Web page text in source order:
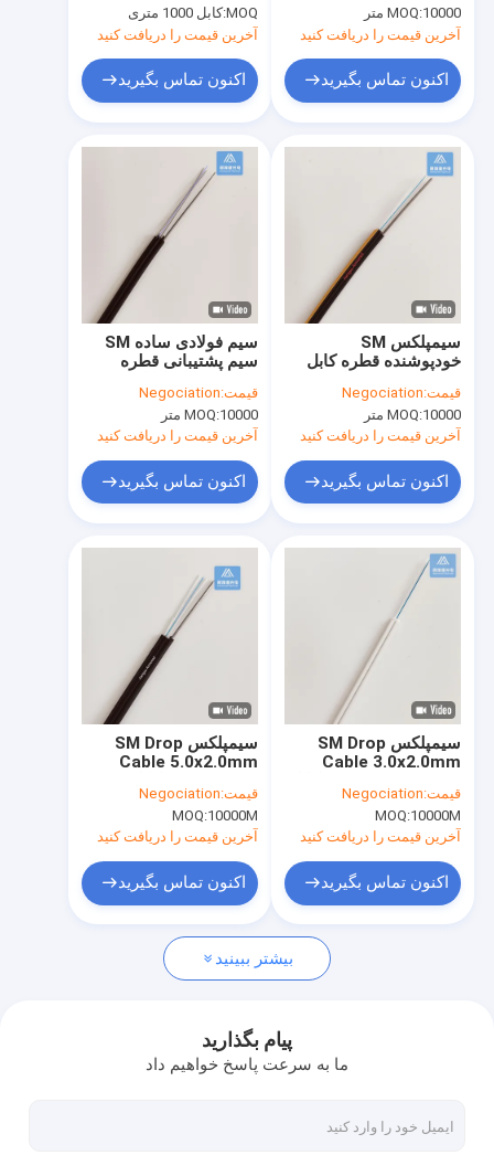
محصولات
فیلم های
دربارهی ما
کارخانه تور
تماس با ما
کابل فیبر نوری زره ​​پوش
کابل OPGW
MOQ: کابل 1000 متری
آخرین قیمت را دریافت کنید
اکنون تماس بگیرید
MOQ:10000 متر
آخرین قیمت را دریافت کنید
اکنون تماس بگیرید
سیم فولادی ساده SM
سیم پشتیبانی قطره
داخلی
قیمت:Negociation
MOQ:10000 متر
آخرین قیمت را دریافت کنید
اکنون تماس بگیرید
سیمپلکس SM
خودپوشنده قطره کابل
با نوار نارنجی
قیمت:Negociation
MOQ:10000 متر
آخرین قیمت را دریافت کنید
اکنون تماس بگیرید
سیمپلکس SM Drop
Cable 5.0x2.0mm
نوری داخلی FTTH
قیمت:Negociation
MOQ:10000M
آخرین قیمت را دریافت کنید
اکنون تماس بگیرید
سیمپلکس SM Drop
Cable 3.0x2.0mm
فیبر نوری داخلی
قیمت:Negociation
MOQ:10000M
آخرین قیمت را دریافت کنید
اکنون تماس بگیرید
بیشتر ببینید
پیام بگذارید
ما به سرعت پاسخ خواهیم داد